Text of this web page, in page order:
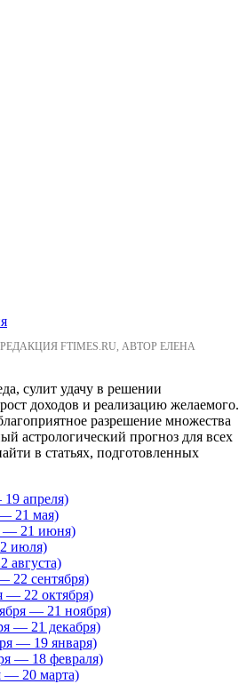
РЕДАКЦИЯ FTIMES.RU, АВТОР ЕЛЕНА
сулит удачу в решении
доходов и реализацию желаемого.
разрешение множества
астрологический прогноз для всех
в статьях, подготовленных
апреля)
21 мая)
— 21 июня)
июля)
августа)
22 сентября)
— 22 октября)
— 21 ноября)
— 21 декабря)
— 19 января)
— 18 февраля)
— 20 марта)